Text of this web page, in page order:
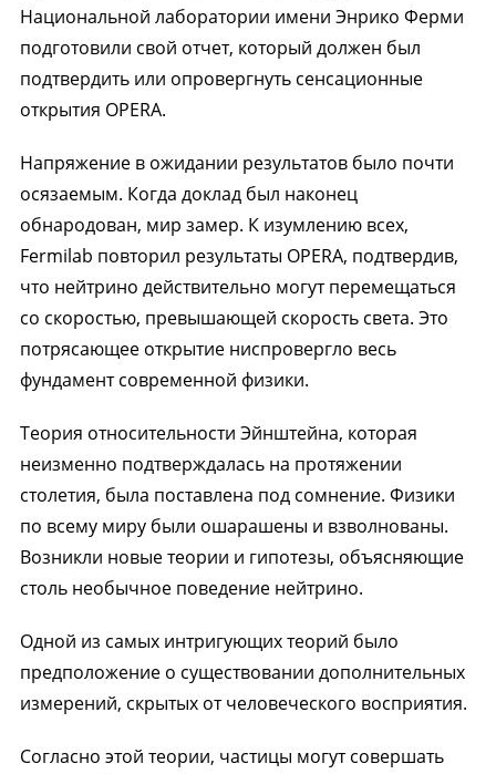
Национальной лаборатории имени Энрико Ферми
подготовили свой отчет, который должен был
подтвердить или опровергнуть сенсационные
открытия OPERA.
Напряжение в ожидании результатов было почти
осязаемым. Когда доклад был наконец
обнародован, мир замер. К изумлению всех,
Fermilab повторил результаты OPERA, подтвердив,
что нейтрино действительно могут перемещаться
со скоростью, превышающей скорость света. Это
потрясающее открытие ниспровергло весь
фундамент современной физики.
Теория относительности Эйнштейна, которая
неизменно подтверждалась на протяжении
столетия, была поставлена под сомнение. Физики
по всему миру были ошарашены и взволнованы.
Возникли новые теории и гипотезы, объясняющие
столь необычное поведение нейтрино.
Одной из самых интригующих теорий было
предположение о существовании дополнительных
измерений, скрытых от человеческого восприятия.
Согласно этой теории, частицы могут совершать